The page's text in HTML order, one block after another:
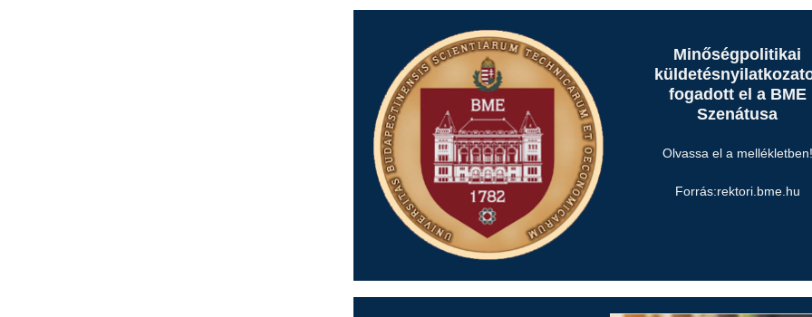
Minőségpolitikai
fogadott el a BME
Szenátusa
Olvassa el a mellékletben!
Forrás:rektori.bme.hu